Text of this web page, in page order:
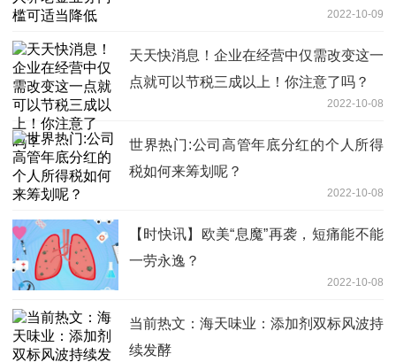
2022-10-09
天天快消息！企业在经营中仅需改变这一
点就可以节税三成以上！你注意了吗？
2022-10-08
世界热门:公司高管年底分红的个人所得
税如何来筹划呢？
2022-10-08
【时快讯】欧美“息魔”再袭，短痛能不能
一劳永逸？
2022-10-08
当前热文：海天味业：添加剂双标风波持
续发酵